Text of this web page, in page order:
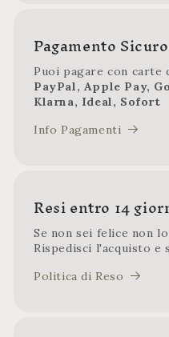
Pagamento Sicuro
Puoi pagare con carte
PayPal, Apple Pay,
Klarna, Ideal, Sofort
Info Pagamenti
Resi entro 14
Se non sei felice non
Rispedisci l'acquisto e
Politica di Reso